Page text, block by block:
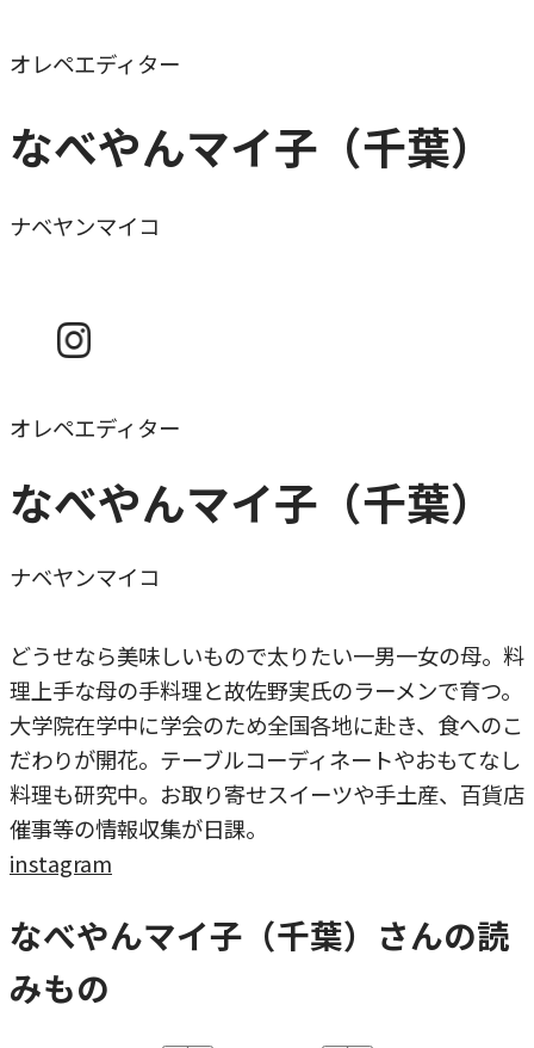
オレペエディター
なべやんマイ子（千葉）
ナベヤンマイコ
オレペエディター
なべやんマイ子（千葉）
ナベヤンマイコ
どうせなら美味しいもので太りたい一男一女の母。料
理上手な母の手料理と故佐野実氏のラーメンで育つ。
大学院在学中に学会のため全国各地に赴き、食へのこ
だわりが開花。テーブルコーディネートやおもてなし
料理も研究中。お取り寄せスイーツや手土産、百貨店
催事等の情報収集が日課。
instagram
なべやんマイ子（千葉）さんの読
みもの